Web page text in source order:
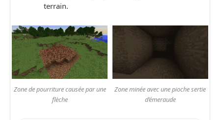
terrain.
Zone de pourriture causée par une
flèche
Zone minée avec une pioche sertie
d’émeraude